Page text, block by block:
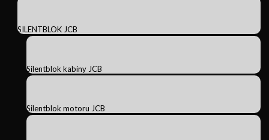
SILENTBLOK JCB
Silentblok kabíny JCB
Silentblok motoru JCB